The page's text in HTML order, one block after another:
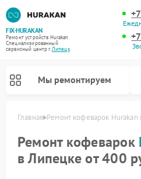
FIX-HURAKAN
Ремонт устройств Hurakan
Специализированный
cервисный центр г.Липецк
Мы ремонтируем
Главная Ремонт кофеварок Hurakan
Ремонт кофеварок
в Липецке от 400